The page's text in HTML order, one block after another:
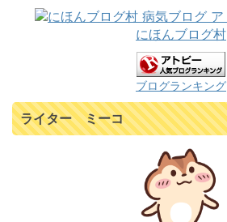
にほんブログ村
ブログランキング
ライター ミーコ